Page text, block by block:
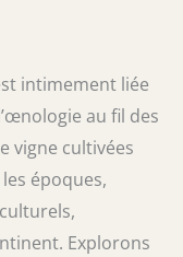
intimement liée
au fil des
vigne cultivées
époques,
Explorons